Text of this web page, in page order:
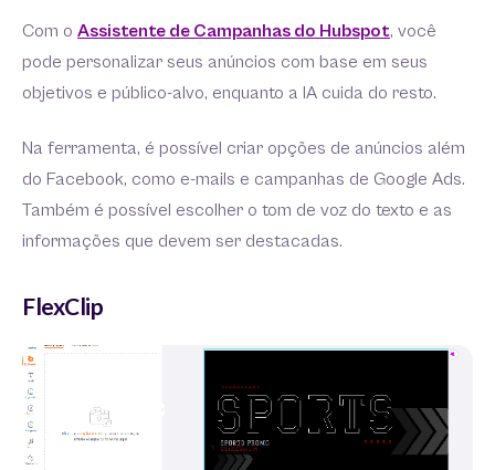
Com o Assistente de Campanhas do Hubspot, você
pode personalizar seus anúncios com base em seus
objetivos e público-alvo, enquanto a IA cuida do resto.
Na ferramenta, é possível criar opções de anúncios além
do Facebook, como e-mails e campanhas de Google Ads.
Também é possível escolher o tom de voz do texto e as
informações que devem ser destacadas.
FlexClip